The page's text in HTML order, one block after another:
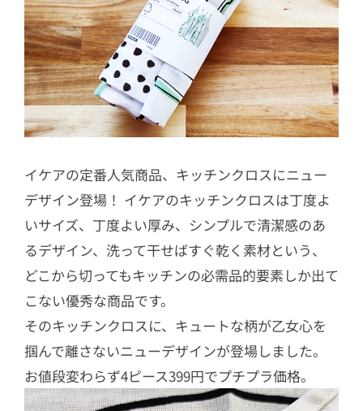
イケアの定番人気商品、キッチンクロスにニュー
デザイン登場！ イケアのキッチンクロスは丁度よ
いサイズ、丁度よい厚み、シンプルで清潔感のあ
るデザイン、洗って干せばすぐ乾く素材という、
どこから切ってもキッチンの必需品的要素しか出て
こない優秀な商品です。
そのキッチンクロスに、キュートな柄が乙女心を
掴んで離さないニューデザインが登場しました。
お値段変わらず4ピース399円でプチプラ価格。